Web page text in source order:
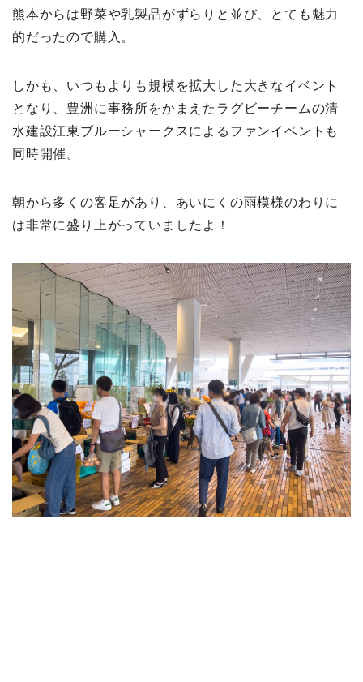
熊本からは野菜や乳製品がずらりと並び、とても魅力
的だったので購入。
しかも、いつもよりも規模を拡大した大きなイベント
となり、豊洲に事務所をかまえたラグビーチームの清
水建設江東ブルーシャークスによるファンイベントも
同時開催。
朝から多くの客足があり、あいにくの雨模様のわりに
は非常に盛り上がっていましたよ！